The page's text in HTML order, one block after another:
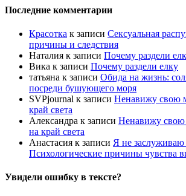
Последние комментарии
Красотка к записи Сексуальная
причины и следствия
Наталия к записи Почему раздели
Вика к записи Почему раздели елку
татьяна к записи Обида на жизнь:
посреди бушующего моря
SVPjournal к записи Ненавижу свою
край света
Александра к записи Ненавижу свою
на край света
Анастасия к записи Я не заслуживаю
Психологические причины чувства
Увидели ошибку в тексте?